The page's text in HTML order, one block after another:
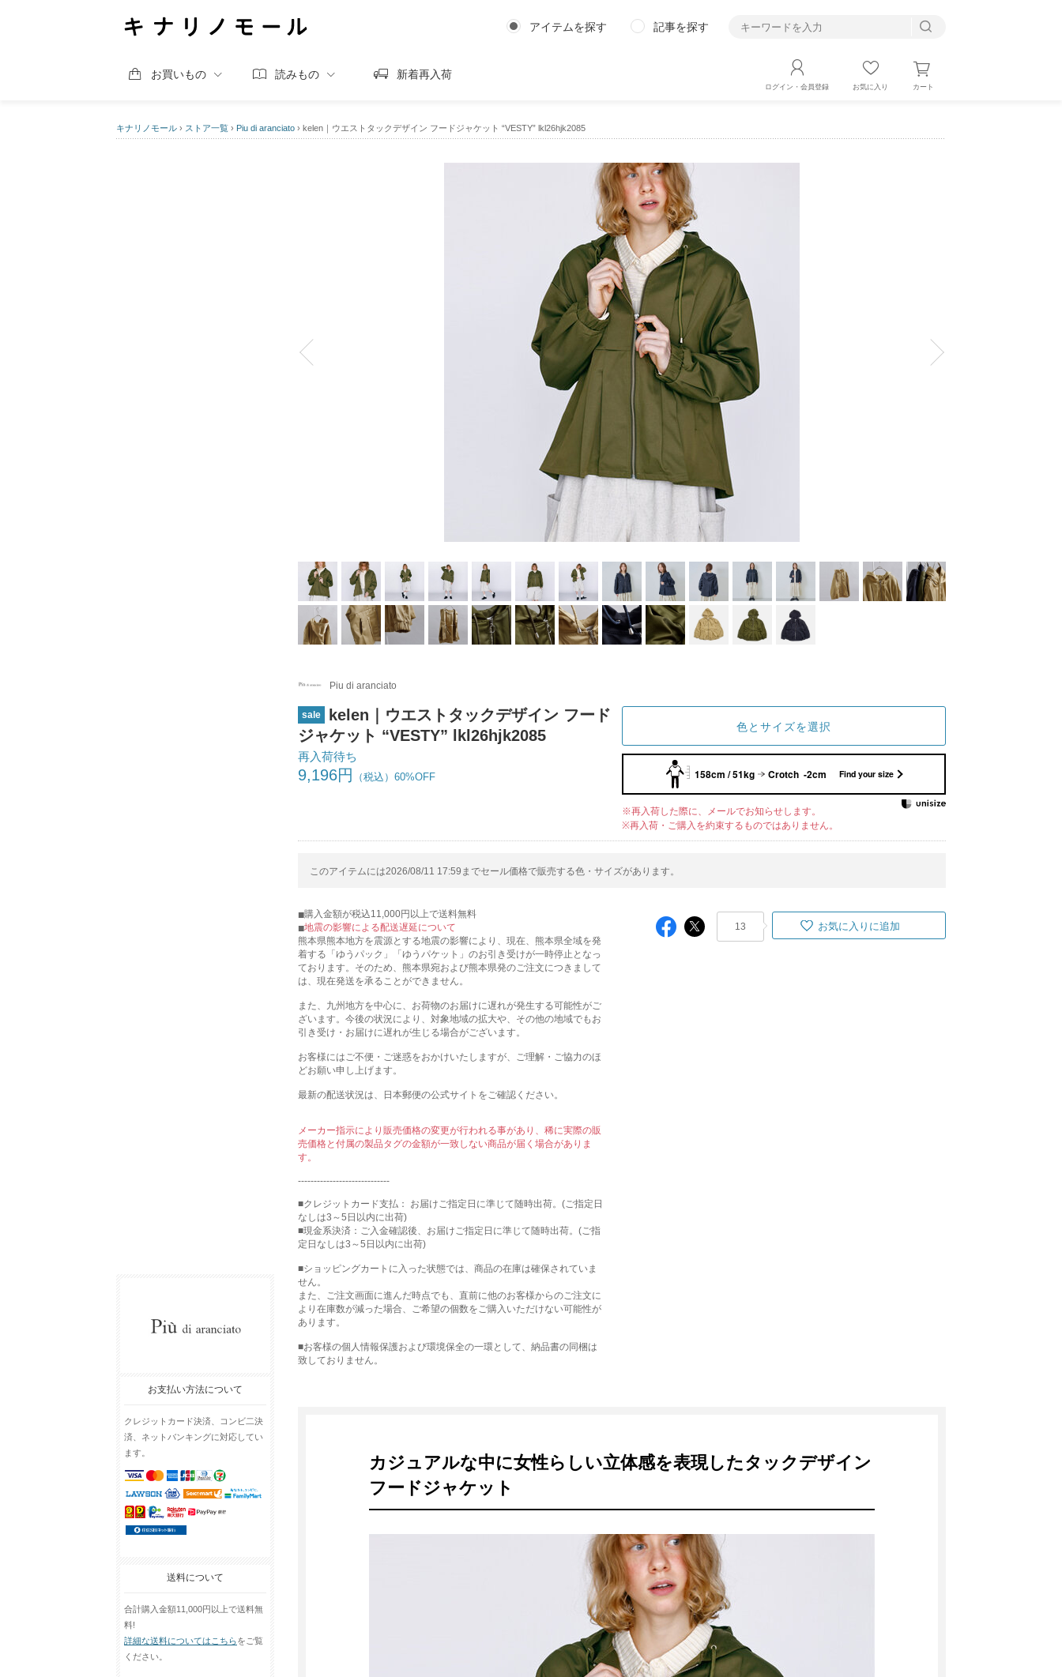
アイテムを探す 記事を探す
お買いもの 読みもの 新着再入荷
ログイン・会員登録 お気に入り カート
キナリノモール › ストア一覧 › Piu di aranciato › kelen｜ウエストタックデザイン フードジャケット “VESTY” lkl26hjk2085
お支払い方法について
クレジットカード決済、コンビ二決
済、ネットバンキングに対応してい
ます。
送料について
合計購入金額11,000円以上で送料無
料!
詳細な送料についてはこちらをご覧
ください。
Piu di aranciato
sale
kelen｜ウエストタックデザイン フード
ジャケット “VESTY” lkl26hjk2085
再入荷待ち
9,196円 60%OFF
色とサイズを選択
158cm / 51kg Crotch -2cm Find your size
※再入荷した際に、メールでお知らせします。
※再入荷・ご購入を約束するものではありません。
このアイテムには2026/08/11 17:59までセール価格で販売する色・サイズがあります。
購入金額が税込11,000円以上で送料無料
地震の影響による配送遅延について
熊本県熊本地方を震源とする地震の影響により、現在、熊本県全域を発
着する「ゆうパック」「ゆうパケット」のお引き受けが一時停止となっ
ております。そのため、熊本県宛および熊本県発のご注文につきまして
は、現在発送を承ることができません。
また、九州地方を中心に、お荷物のお届けに遅れが発生する可能性がご
ざいます。今後の状況により、対象地域の拡大や、その他の地域でもお
引き受け・お届けに遅れが生じる場合がございます。
お客様にはご不便・ご迷惑をおかけいたしますが、ご理解・ご協力のほ
どお願い申し上げます。
最新の配送状況は、日本郵便の公式サイトをご確認ください。
メーカー指示により販売価格の変更が行われる事があり、稀に実際の販
売価格と付属の製品タグの金額が一致しない商品が届く場合がありま
す。
-----------------------------
■クレジットカード支払： お届けご指定日に準じて随時出荷。(ご指定日
なしは3～5日以内に出荷)
■現金系決済：ご入金確認後、お届けご指定日に準じて随時出荷。(ご指
定日なしは3～5日以内に出荷)
■ショッピングカートに入った状態では、商品の在庫は確保されていま
せん。
また、ご注文画面に進んだ時点でも、直前に他のお客様からのご注文に
より在庫数が減った場合、ご希望の個数をご購入いただけない可能性が
あります。
■お客様の個人情報保護および環境保全の一環として、納品書の同梱は
致しておりません。
13 お気に入りに追加
カジュアルな中に女性らしい立体感を表現したタックデザイン
フードジャケット